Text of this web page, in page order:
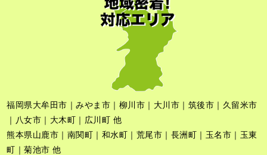
福岡県大牟田市｜みやま市｜柳川市｜大川市｜筑後市｜久留米市
｜八女市｜大木町｜広川町 他
熊本県山鹿市｜南関町｜和水町｜荒尾市｜長洲町｜玉名市｜玉東
町｜菊池市 他